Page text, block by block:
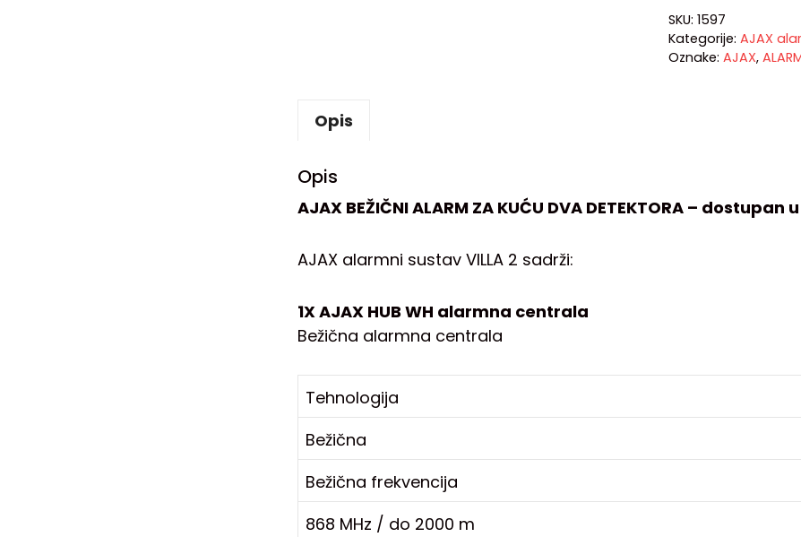
SKU: 1597
Kategorije: AJAX
Oznake: AJAX,
Opis
Opis
AJAX BEŽIČNI ALARM ZA KUĆU DVA DETEKTORA –
AJAX alarmni sustav VILLA 2 sadrži:
1X AJAX HUB WH alarmna centrala
Bežična alarmna centrala
Tehnologija
Bežična
Bežična frekvencija
868 MHz / do 2000 m